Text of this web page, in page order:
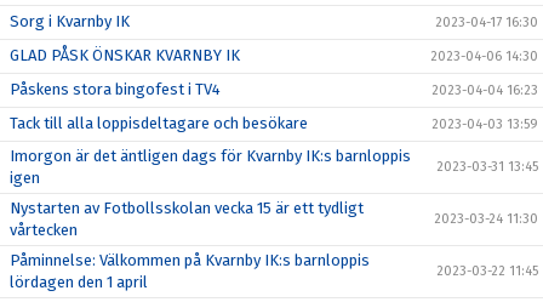
Sorg i Kvarnby IK 2023-04-17 16:30
GLAD PÅSK ÖNSKAR KVARNBY IK 2023-04-06 14:30
Påskens stora bingofest i TV4 2023-04-04 16:23
Tack till alla loppisdeltagare och besökare 2023-04-03 13:59
Imorgon är det äntligen dags för Kvarnby IK:s barnloppis
igen
2023-03-31 13:45
Nystarten av Fotbollsskolan vecka 15 är ett tydligt
vårtecken
2023-03-24 11:30
Påminnelse: Välkommen på Kvarnby IK:s barnloppis
lördagen den 1 april
2023-03-22 11:45